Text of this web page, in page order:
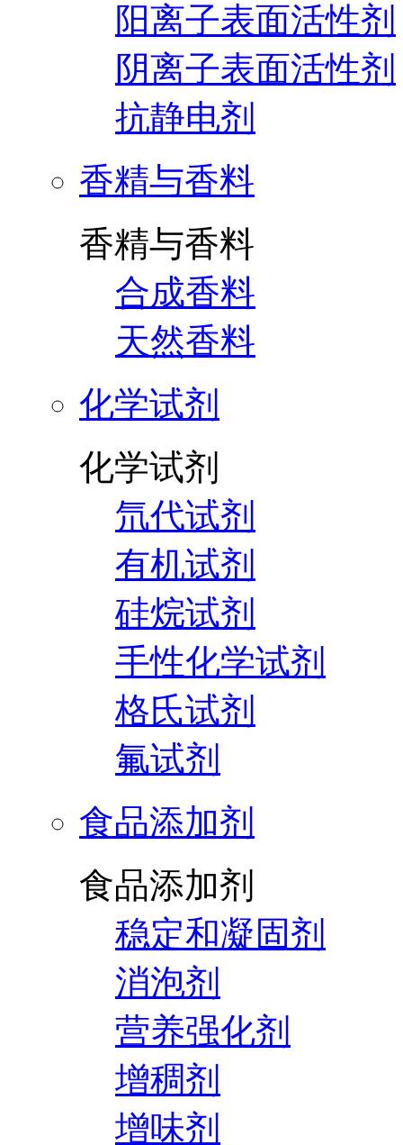
阳离子表面活性剂
阴离子表面活性剂
抗静电剂
香精与香料
香精与香料
合成香料
天然香料
化学试剂
化学试剂
氘代试剂
有机试剂
硅烷试剂
手性化学试剂
格氏试剂
氟试剂
食品添加剂
食品添加剂
稳定和凝固剂
消泡剂
营养强化剂
增稠剂
增味剂